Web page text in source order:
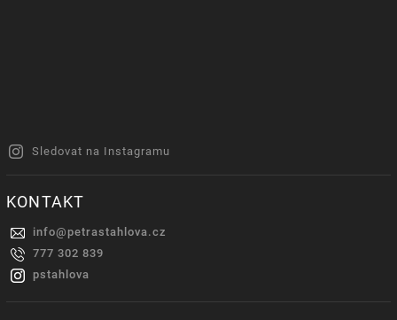
Sledovat na Instagramu
KONTAKT
info@petrastahlova.cz
777 302 839
pstahlova